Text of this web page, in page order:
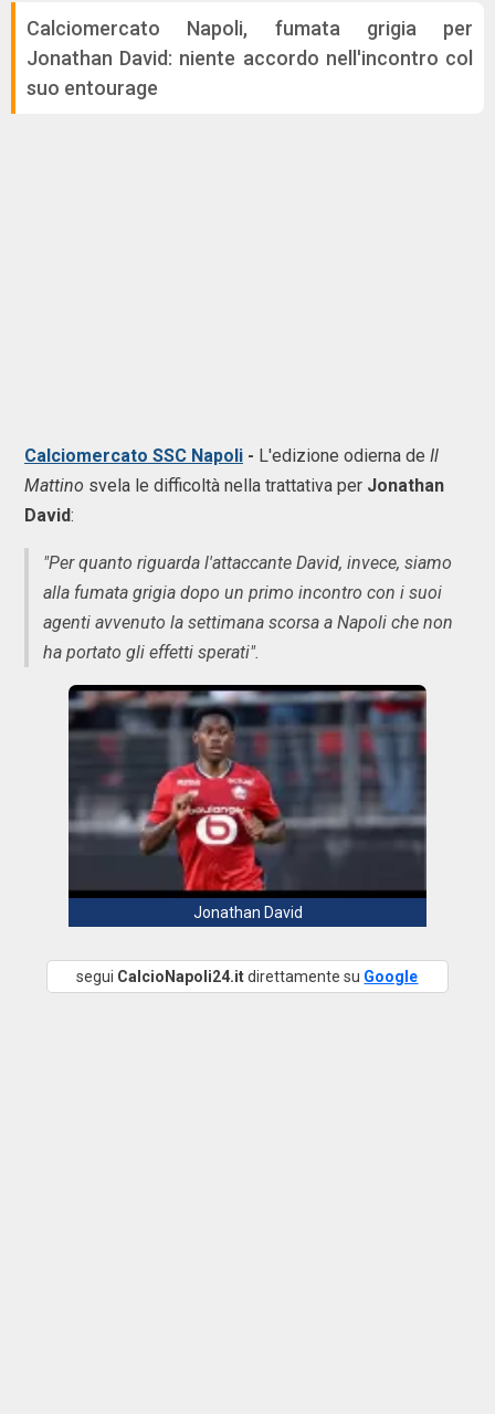
Calciomercato Napoli, fumata grigia per
Jonathan David: niente accordo nell'incontro col
suo entourage
Calciomercato SSC Napoli - L'edizione odierna de Il
Mattino svela le difficoltà nella trattativa per Jonathan
David:
"Per quanto riguarda l'attaccante David, invece, siamo
alla fumata grigia dopo un primo incontro con i suoi
agenti avvenuto la settimana scorsa a Napoli che non
ha portato gli effetti sperati".
Jonathan David
segui CalcioNapoli24.itdirettamente su Google